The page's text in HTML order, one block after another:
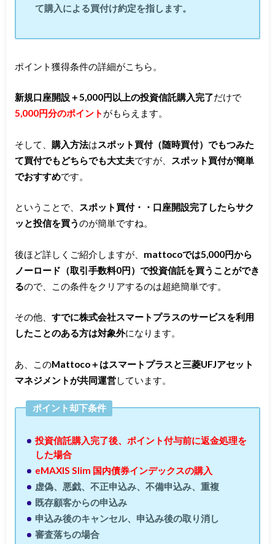
て購入による買付け約定を指します。
ポイント獲得条件の詳細がこちら。
新規口座開設＋5,000円以上の投資信託購入完了だけで
5,000円分のポイント がもらえます。
そして、 購入方法はスポット買付（随時買付）でもつみた
て買付でもどちらでも大丈夫ですが、
スポット買付が簡単
でおすすめです。
ということで、
スポット買付・・口座開設完了したらサク
ッと投信を買うのが簡単ですね。
後ほど詳しくご紹介しますが、 mattocoでは5,000円から
ノーロード（取引手数料0円）で投資信託を買うことができ
るので、この条件をクリアするのは超絶簡単です。
その他、 すでに株式会社スマートプラスのサービスを利用
したことのある方は対象外になります。
あ、このMattoco＋はスマートプラスと三菱UFJアセット
マネジメントが共同運営しています。
ポイント却下条件
投資信託購入完了後、ポイント付与前に返金処理を
した場合
eMAXIS Slim 国内債券インデックスの購入
虚偽、悪戯、不正申込み、不備申込み、重複
既存顧客からの申込み
申込み後のキャンセル、申込み後の取り消し
審査落ちの場合